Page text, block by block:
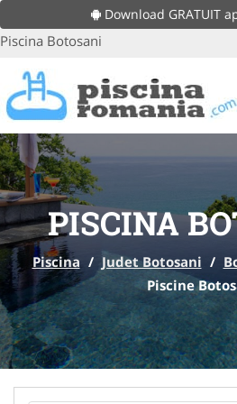
Download GRATUIT
Piscina Botosani
PISCINA
Piscina / Judet Botosani /
Piscine